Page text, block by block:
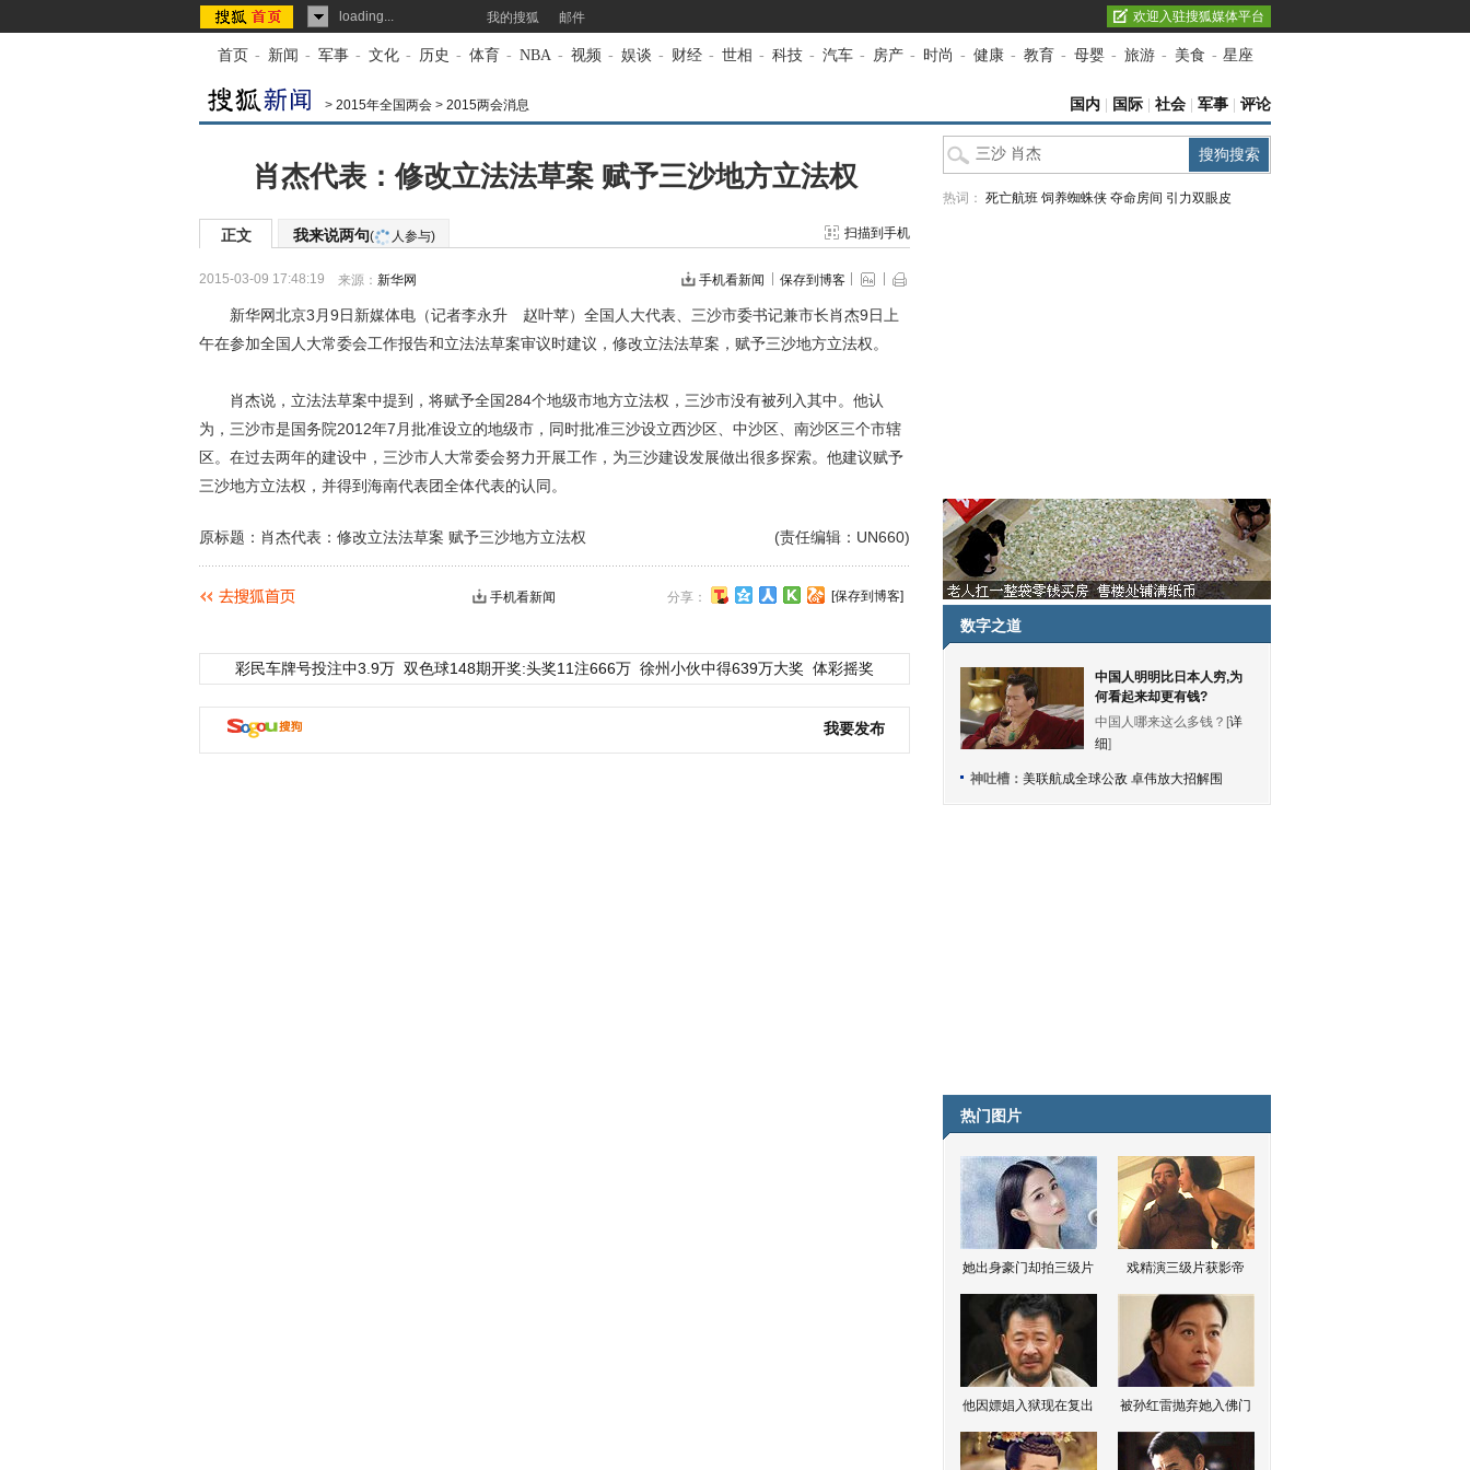
loading... 我的搜狐 邮件 欢迎入驻搜狐媒体平台
首页 - 新闻 - 军事 - 文化 - 历史 - 体育 - NBA - 视频 - 娱谈 - 财经 - 世相 - 科技 - 汽车 - 房产 - 时尚 - 健康 - 教育 - 母婴 - 旅游 - 美食 - 星座
> 2015年全国两会 > 2015两会消息 国内 国际 社会 军事 评论
肖杰代表：修改立法法草案 赋予三沙地方立法权
正文 我来说两句( 人参与) 扫描到手机
2015-03-09 17:48:19 来源： 新华网 手机看新闻 保存到博客
新华网北京3月9日新媒体电（记者李永升 赵叶苹）全国人大代表、三沙市委书记兼市长肖杰9日上
午在参加全国人大常委会工作报告和立法法草案审议时建议，修改立法法草案，赋予三沙地方立法权。
肖杰说，立法法草案中提到，将赋予全国284个地级市地方立法权，三沙市没有被列入其中。他认
为，三沙市是国务院2012年7月批准设立的地级市，同时批准三沙设立西沙区、中沙区、南沙区三个市辖
区。在过去两年的建设中，三沙市人大常委会努力开展工作，为三沙建设发展做出很多探索。他建议赋予
三沙地方立法权，并得到海南代表团全体代表的认同。
(责任编辑：UN660)
原标题：肖杰代表：修改立法法草案 赋予三沙地方立法权
分享： [保存到博客]
手机看新闻
彩民车牌号投注中3.9万 双色球148期开奖:头奖11注666万 徐州小伙中得639万大奖 体彩摇奖
我要发布
热词： 死亡航班 饲养蜘蛛侠 夺命房间 引力双眼皮
数字之道
中国人明明比日本人穷,为
何看起来却更有钱?
中国人哪来这么多钱？[详
细]
神吐槽： 美联航成全球公敌 卓伟放大招解围
热门图片
她出身豪门却拍三级片 戏精演三级片获影帝
他因嫖娼入狱现在复出 被孙红雷抛弃她入佛门